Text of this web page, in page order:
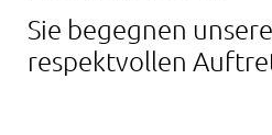
Sie begegnen
respektvollen